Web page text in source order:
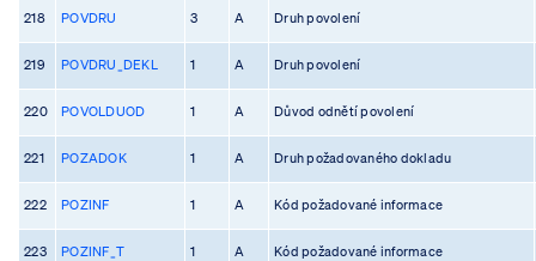
218 POVDRU 3 A Druh povolení
219 POVDRU_DEKL 1 A Druh povolení
220 POVOLDUOD 1 A Důvod odnětí povolení
221 POZADOK 1 A Druh požadovaného dokladu
222 POZINF 1 A Kód požadované informace
223 POZINF_T 1 A Kód požadované informace